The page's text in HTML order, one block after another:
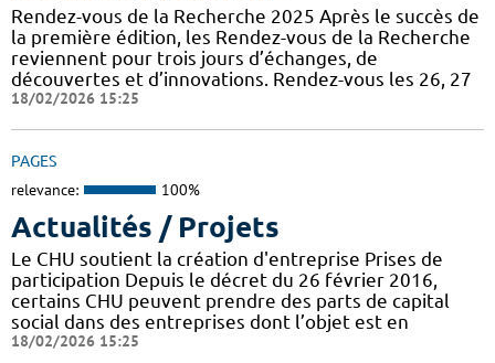
Rendez-vous de la Recherche 2025 Après le succès de
la première édition, les Rendez-vous de la Recherche
reviennent pour trois jours d’échanges, de
découvertes et d’innovations. Rendez-vous les 26, 27
18/02/2026 15:25
PAGES
relevance: 100%
Actualités / Projets
Le CHU soutient la création d'entreprise Prises de
participation Depuis le décret du 26 février 2016,
certains CHU peuvent prendre des parts de capital
social dans des entreprises dont l’objet est en
18/02/2026 15:25